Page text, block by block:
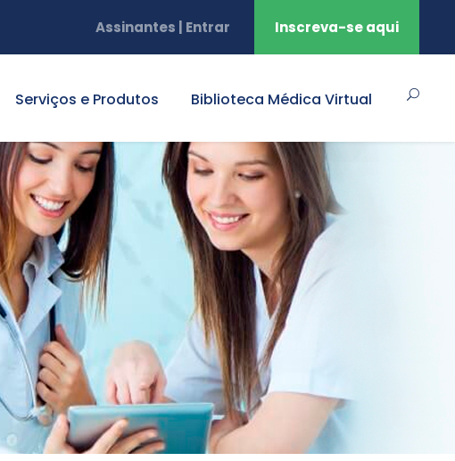
Assinantes | Entrar Inscreva-se aqui
Serviços e Produtos Biblioteca Médica Virtual